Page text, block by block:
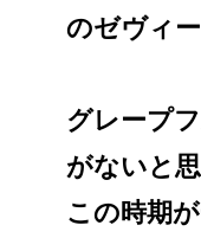
のゼヴィー
グレープ
がないと
この時期